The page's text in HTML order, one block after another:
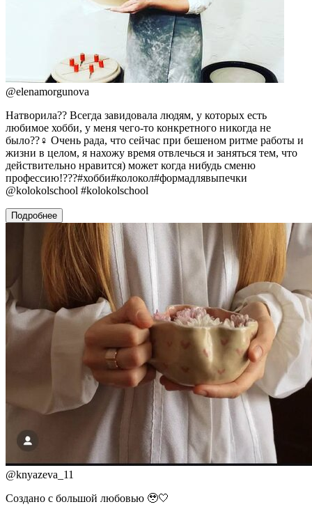
@elenamorgunova
Натворила?? Всегда завидовала людям, у которых есть
любимое хобби, у меня чего-то конкретного никогда не
было??‍♀️ Очень рада, что сейчас при бешеном ритме работы и
жизни в целом, я нахожу время отвлечься и заняться тем, что
действительно нравится) может когда нибудь сменю
профессию!???#хобби#колокол#формадлявыпечки
@kolokolschool #kolokolschool
Подробнее
@knyazeva_11
Создано с большой любовью 🥹🤍